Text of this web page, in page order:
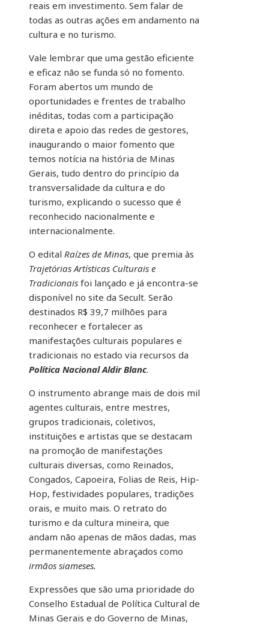
reais em investimento. Sem falar de
todas as outras ações em andamento na
cultura e no turismo.
Vale lembrar que uma gestão eficiente
e eficaz não se funda só no fomento.
Foram abertos um mundo de
oportunidades e frentes de trabalho
inéditas, todas com a participação
direta e apoio das redes de gestores,
inaugurando o maior fomento que
temos notícia na história de Minas
Gerais, tudo dentro do princípio da
transversalidade da cultura e do
turismo, explicando o sucesso que é
reconhecido nacionalmente e
internacionalmente.
O edital Raízes de Minas, que premia às
Trajetórias Artísticas Culturais e
Tradicionais foi lançado e já encontra-se
disponível no site da Secult. Serão
destinados R$ 39,7 milhões para
reconhecer e fortalecer as
manifestações culturais populares e
tradicionais no estado via recursos da
Política Nacional Aldir Blanc.
O instrumento abrange mais de dois mil
agentes culturais, entre mestres,
grupos tradicionais, coletivos,
instituições e artistas que se destacam
na promoção de manifestações
culturais diversas, como Reinados,
Congados, Capoeira, Folias de Reis, Hip-
Hop, festividades populares, tradições
orais, e muito mais. O retrato do
turismo e da cultura mineira, que
andam não apenas de mãos dadas, mas
permanentemente abraçados como
irmãos siameses.
Expressões que são uma prioridade do
Conselho Estadual de Política Cultural de
Minas Gerais e do Governo de Minas,